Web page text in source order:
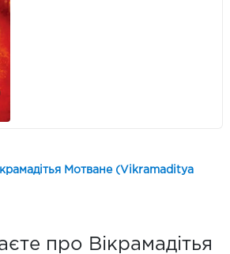
Мотване (Vikramaditya
про Вікрамадітья